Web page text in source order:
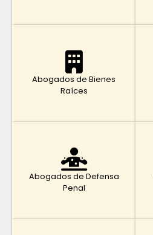
Abogados de Bienes
Raíces
Abogados de Defensa
Penal